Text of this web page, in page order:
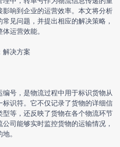
响到企业的运营效率。本文将分析
见问题，并提出相应的解决策略，
运营效能。
解决方案
号，是物流过程中用于标识货物从
识符。它不仅记录了货物的详细信
等，还反映了货物在各个物流环节
司能够实时监控货物的运输情况，
。